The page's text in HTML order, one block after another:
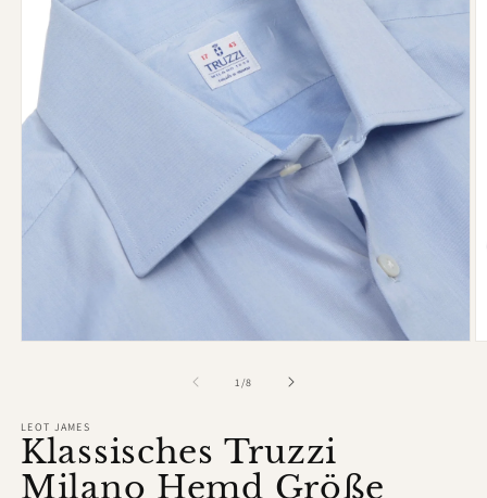
1 /von
8
LEOT JAMES
Klassisches Truzzi
Milano Hemd Größe